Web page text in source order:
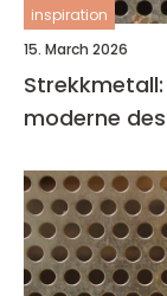
inspiration
15. March 2026
moderne